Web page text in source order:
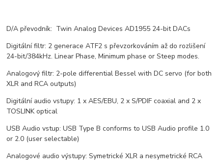
D/A převodník: Twin Analog Devices AD1955 24-bit DACs
Digitální filtr: 2 generace ATF2 s převzorkováním až do rozlišení
24-bit/384kHz. Linear Phase, Minimum phase or Steep modes.
Analogový filtr: 2-pole differential Bessel with DC servo (for both
XLR and RCA outputs)
Digitální audio vstupy: 1 x AES/EBU, 2 x S/PDIF coaxial and 2 x
TOSLINK optical
USB Audio vstup: USB Type B conforms to USB Audio profile 1.0
or 2.0 (user selectable)
Analogové audio výstupy: Symetrické XLR a nesymetrické RCA